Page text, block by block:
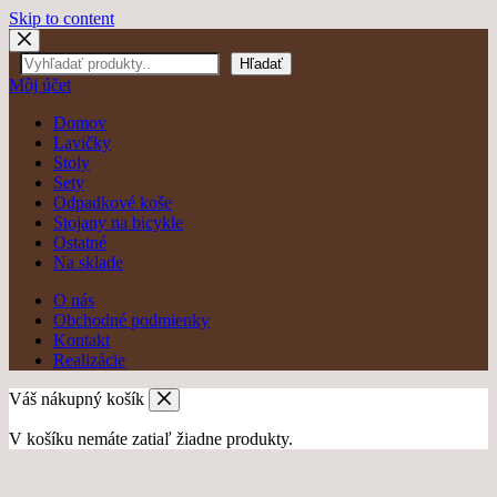
Skip to content
Hľadať Hľadať
Môj účet
Domov
Lavičky
Stoly
Sety
Odpadkové koše
Stojany na bicykle
Ostatné
Na sklade
O nás
Obchodné podmienky
Kontakt
Realizácie
Váš nákupný košík
V košíku nemáte zatiaľ žiadne produkty.